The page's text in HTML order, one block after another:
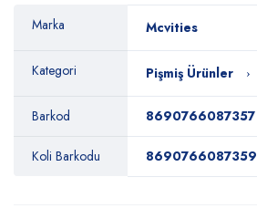
Marka Mcvities
Kategori Pişmiş Ürünler
Barkod 8690766087357
Koli Barkodu 8690766087359